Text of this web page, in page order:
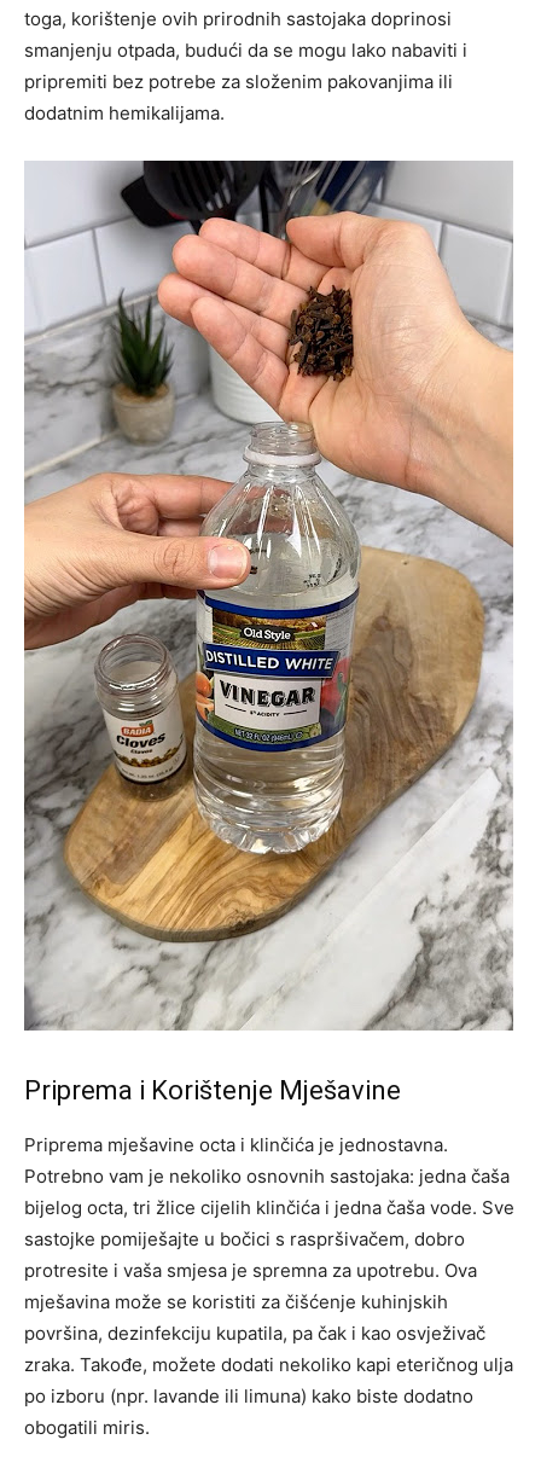
toga, korištenje ovih prirodnih sastojaka doprinosi
smanjenju otpada, budući da se mogu lako nabaviti i
pripremiti bez potrebe za složenim pakovanjima ili
dodatnim hemikalijama.
Priprema i Korištenje Mješavine
Priprema mješavine octa i klinčića je jednostavna.
Potrebno vam je nekoliko osnovnih sastojaka: jedna čaša
bijelog octa, tri žlice cijelih klinčića i jedna čaša vode. Sve
sastojke pomiješajte u bočici s raspršivačem, dobro
protresite i vaša smjesa je spremna za upotrebu. Ova
mješavina može se koristiti za čišćenje kuhinjskih
površina, dezinfekciju kupatila, pa čak i kao osvježivač
zraka. Takođe, možete dodati nekoliko kapi eteričnog ulja
po izboru (npr. lavande ili limuna) kako biste dodatno
obogatili miris.